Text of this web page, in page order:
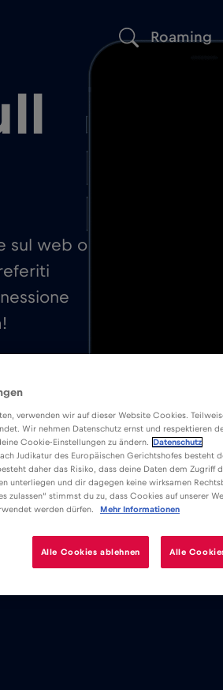
Roaming
web o di
verwenden wir auf dieser Website Cookies.
Wir nehmen Datenschutz ernst und respektieren
Cookie-Einstellungen zu ändern.
Datenschutz
Judikatur des Europäischen Gerichtshofes besteht
daher das Risiko, dass deine Daten dem Zugriff
unterliegen und dir dagegen keine wirksamen
zulassen“ stimmst du zu, dass Cookies auf unserer
werden dürfen.
Mehr Informationen
Alle Cookies ablehnen Alle